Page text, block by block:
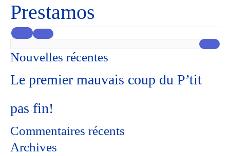
Prestamos
Nouvelles récentes
Le premier mauvais coup du P’tit
pas fin!
Commentaires récents
Archives